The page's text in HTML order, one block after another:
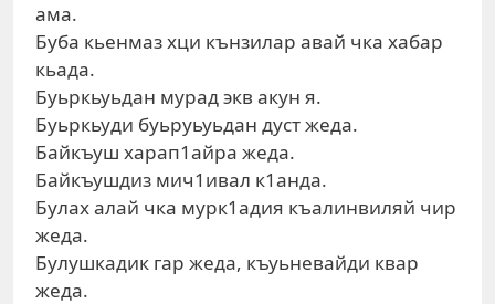
ама.
Буба кьенмаз хци кънзилар авай чка хабар
кьада.
Буьркьуьдан мурад экв акун я.
Буьркьуди буьруьуьдан дуст жеда.
Байкъуш харап1айра жеда.
Байкъушдиз мич1ивал к1анда.
Булах алай чка мурк1адия къалинвиляй чир
жеда.
Булушкадик гар жеда, къуьневайди квар
жеда.